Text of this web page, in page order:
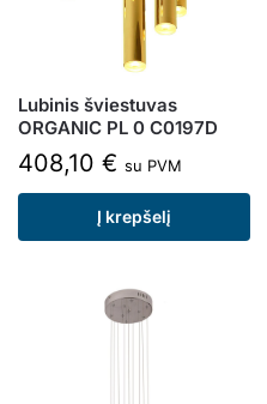
Lubinis šviestuvas
ORGANIC PL 0 C0197D
408,10 € su PVM
Į krepšelį